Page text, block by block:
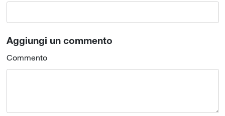
Aggiungi un commento
Commento